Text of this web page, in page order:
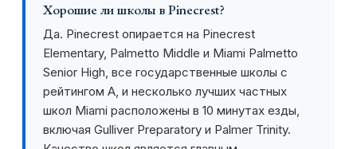
Хорошие ли школы в Pinecrest?
Да. Pinecrest опирается на Pinecrest
Elementary, Palmetto Middle и Miami Palmetto
Senior High, все государственные школы с
рейтингом A, и несколько лучших частных
школ Miami расположены в 10 минутах езды,
включая Gulliver Preparatory и Palmer Trinity.